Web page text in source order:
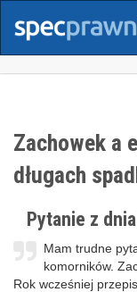
Zachowek a
długach
Pytanie z
Mam trudne
komorników.
Rok wcześniej